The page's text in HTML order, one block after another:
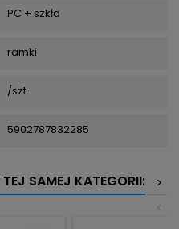
PC + szkło
ramki
/szt.
5902787832285
SAMEJ KATEGORII:
>
<